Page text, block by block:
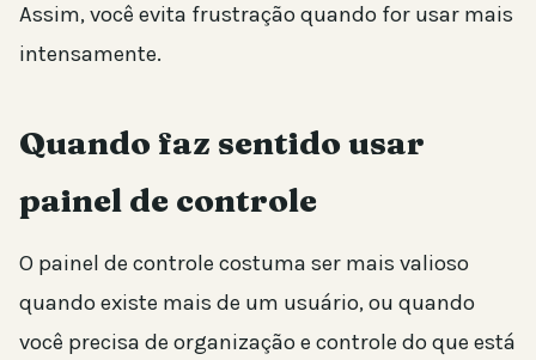
Assim, você evita frustração quando for usar mais
intensamente.
Quando faz sentido usar
painel de controle
O painel de controle costuma ser mais valioso
quando existe mais de um usuário, ou quando
você precisa de organização e controle do que está